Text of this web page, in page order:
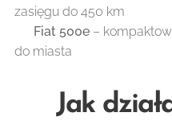
zasięgu do 450 km
Fiat 500e –
do miasta
🎟 Jak